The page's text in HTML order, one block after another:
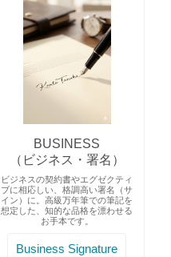
BUSINESS
（ビジネス・署名）
ビジネスの契約書やエグゼクティ
ブに相応しい、格調高い署名（サ
イン）に。高級万年筆での筆記を
想定した、知的な品格を漂わせる
お手本です。
Business Signature